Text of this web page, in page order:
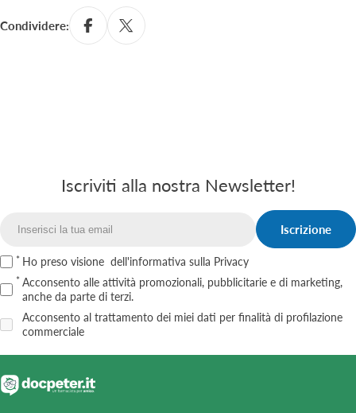
Condividere:
Iscriviti alla nostra Newsletter!
Iscrizione
Ho preso visione dell'informativa sulla Privacy
Acconsento alle attività promozionali, pubblicitarie e di marketing,
anche da parte di terzi.
Acconsento al trattamento dei miei dati per finalità di profilazione
commerciale